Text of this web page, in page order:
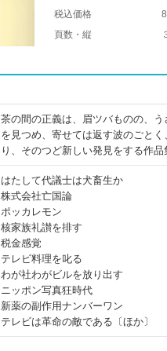
税込価格
頁数・縦
茶の間の正義は、眉ツバものの、
を見つめ、寄せては返す波のごと
り、そのつど新しい発見をする作品
はたして代議士は犬畜生か
株式会社亡国論
ポッカレモン
核家族礼讃を排す
税金感覚
テレビ料理を叱る
わが社わがビルを放り出す
ニッポン写真狂時代
新薬の副作用ナンバーワン
テレビは革命の敵である〔ほか〕